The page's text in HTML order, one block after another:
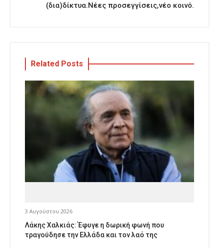
(δια)δίκτυα.Νέες προσεγγίσεις,νέο κοινό.
Related Posts
3 Αυγούστου 2026
Λάκης Χαλκιάς: Έφυγε η δωρική φωνή που
τραγούδησε την Ελλάδα και τον λαό της